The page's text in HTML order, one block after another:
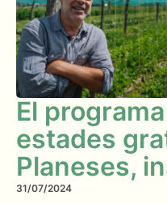
El
estades
Planeses,
31/07/2024